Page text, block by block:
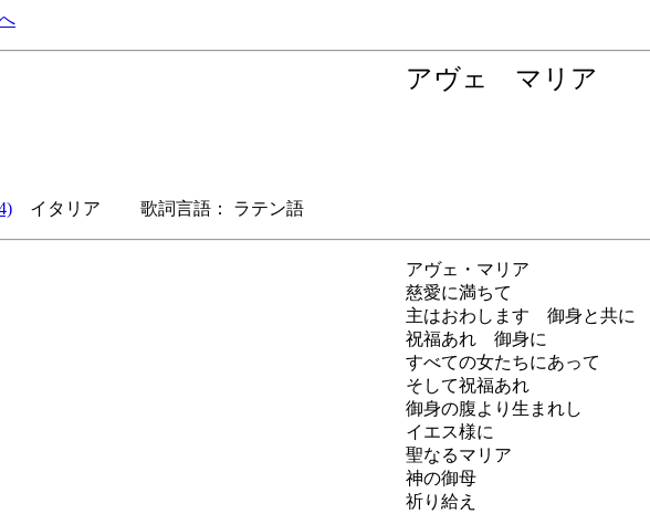
アヴェ マリア
イタリア 歌詞言語： ラテン語
アヴェ・マリア
慈愛に満ちて
主はおわします 御身と共に
祝福あれ 御身に
すべての女たちにあって
そして祝福あれ
御身の腹より生まれし
イエス様に
聖なるマリア
神の御母
祈り給え